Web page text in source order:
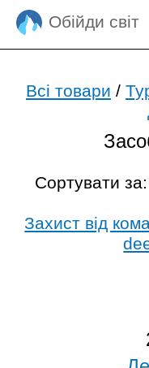
Обійди світ
Всі товари /
Сортувати за:
Захист від